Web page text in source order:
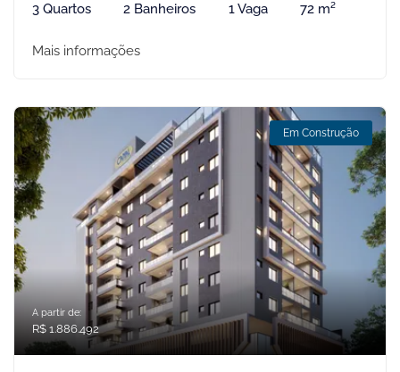
3 Quartos 2 Banheiros 1 Vaga 72 m²
Mais informações
Em Construção
A partir de:
R$ 1.886.492